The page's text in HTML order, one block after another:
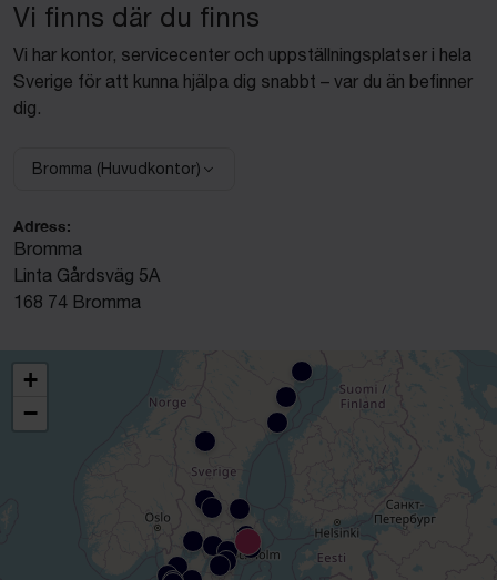
Vi finns där du finns
Vi har kontor, servicecenter och uppställningsplatser i hela
Sverige för att kunna hjälpa dig snabbt – var du än befinner
dig.
Välj anläggning:
Bromma (Huvudkontor)
Adress:
Bromma
Linta Gårdsväg 5A
168 74 Bromma
+
−